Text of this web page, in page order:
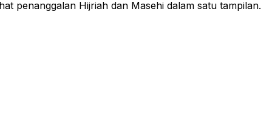
penanggalan Hijriah dan Masehi dalam satu tampilan.